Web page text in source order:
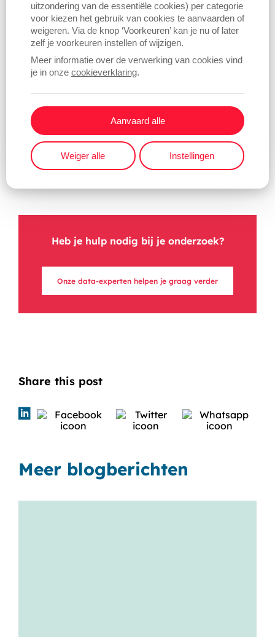
Wat zijn hun interesses?
Waar kan je hen zoal terugvinden?
Welke activiteiten doen ze zoal in hun vrije tijd?
Het opstellen van profielen of
gaat
je helpen om een duidelijke richting te kiezen. Zo zal
je na deze analyse wel merken met welke kanalen
Heb je hulp nodig bij je onderzoek?
Onze data-experten helpen je graag verder
Share this post
Meer blogberichten
uitzondering van de essentiële cookies) per categorie
voor kiezen het gebruik van cookies te aanvaarden of
weigeren. Via de knop ‘Voorkeuren’ kan je nu of later
zelf je voorkeuren instellen of wijzigen.
Meer informatie over de verwerking van cookies vind
je in onze cookieverklaring.
Aanvaard alle
Weiger alle Instellingen